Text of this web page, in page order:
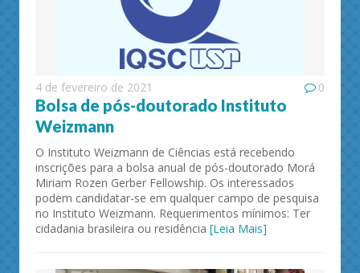
4 de fevereiro de 2021 0
Bolsa de pós-doutorado Instituto
Weizmann
O Instituto Weizmann de Ciências está recebendo
inscrições para a bolsa anual de pós-doutorado Morá
Miriam Rozen Gerber Fellowship. Os interessados
podem candidatar-se em qualquer campo de pesquisa
no Instituto Weizmann. Requerimentos mínimos: Ter
cidadania brasileira ou residência [Leia Mais]